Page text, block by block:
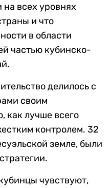
всех уровнях
и что
в области
частью кубинско-
делилось с
своим
как лучше всего
контролем. 32
земле, были
чувствуют,